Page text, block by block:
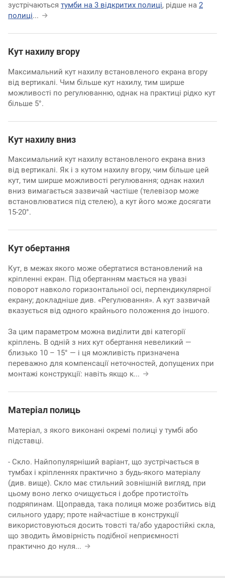
зустрічаються тумби на 3 відкритих полиці, рідше на 2
полиці...
Кут нахилу вгору
Максимальний кут нахилу встановленого екрана вгору
від вертикалі. Чим більше кут нахилу, тим ширше
можливості по регулюванню, однак на практиці рідко кут
більше 5°.
Кут нахилу вниз
Максимальний кут нахилу встановленого екрана вниз
від вертикалі. Як і з кутом нахилу вгору, чим більше цей
кут, тим ширше можливості регулювання; однак нахил
вниз вимагається зазвичай частіше (телевізор може
встановлюватися під стелею), а кут його може досягати
15-20°.
Кут обертання
Кут, в межах якого може обертатися встановлений на
кріпленні екран. Під обертанням мається на увазі
поворот навколо горизонтальної осі, перпендикулярної
екрану; докладніше див. «Регулювання». А кут зазвичай
вказується від одного крайнього положення до іншого.
За цим параметром можна виділити дві категорії
кріплень. В одній з них кут обертання невеликий —
близько 10 – 15° — і ця можливість призначена
переважно для компенсації неточностей, допущених при
монтажі конструкції: навіть якщо к...
Матеріал полиць
Матеріал, з якого виконані окремі полиці у тумбі або
підставці.
- Скло. Найпопулярніший варіант, що зустрічається в
тумбах і кріпленнях практично з будь-якого матеріалу
(див. вище). Скло має стильний зовнішній вигляд, при
цьому воно легко очищується і добре протистоїть
подряпинам. Щоправда, така полиця може розбитись від
сильного удару; проте найчастіше в конструкції
використовуються досить товсті та/або ударостійкі скла,
що зводить ймовірність подібної неприємності
практично до нуля...